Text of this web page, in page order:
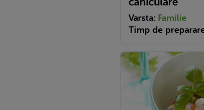
Varsta: Familie
Timp de